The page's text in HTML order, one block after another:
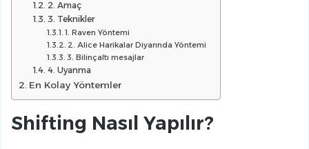
2. Amaç
3. Teknikler
1. Raven Yöntemi
2. Alice Harikalar Diyarında Yöntemi
3. Bilinçaltı mesajlar
4. Uyanma
En Kolay Yöntemler
Shifting Nasıl Yapılır?